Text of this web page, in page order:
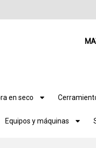
en seco
Equipos y máquinas